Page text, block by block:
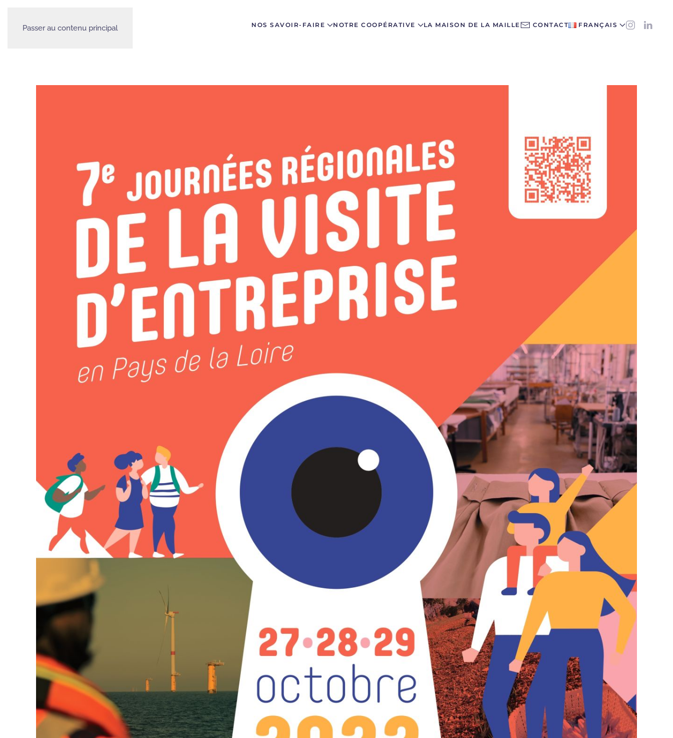
Passer au contenu principal NOS SAVOIR-FAIRE NOTRE COOPÉRATIVE LA MAISON DE LA MAILLE CONTACT FRANÇAIS